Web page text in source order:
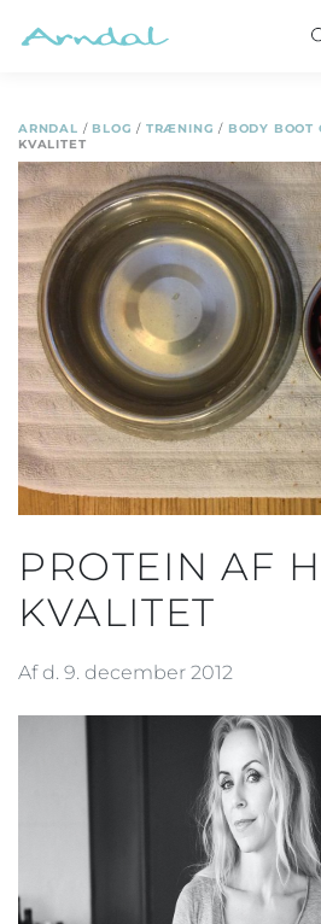
ARNDAL / BLOG / TRÆNING / BODY BOOT
KVALITET
PROTEIN AF
KVALITET
Af d. 9. december 2012